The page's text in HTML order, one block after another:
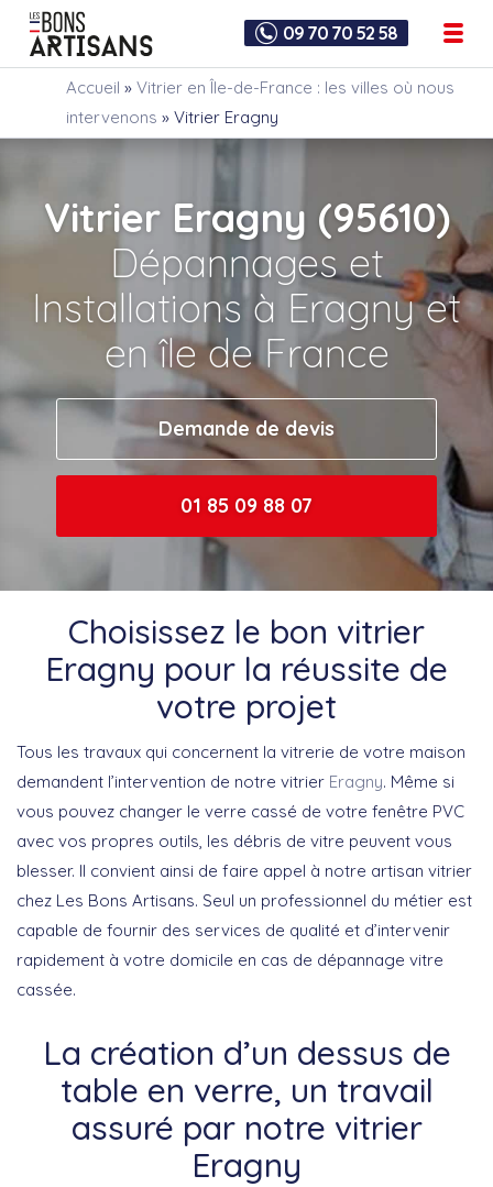
09 70 70 52 58
Accueil » Vitrier en Île-de-France : les villes où nous
intervenons » Vitrier Eragny
Vitrier Eragny (95610)
Dépannages et
Installations à Eragny et
en île de France
Demande de devis
01 85 09 88 07
Choisissez le bon vitrier
Eragny pour la réussite de
votre projet
Tous les travaux qui concernent la vitrerie de votre maison
demandent l’intervention de notre vitrier Eragny. Même si
vous pouvez changer le verre cassé de votre fenêtre PVC
avec vos propres outils, les débris de vitre peuvent vous
blesser. Il convient ainsi de faire appel à notre artisan vitrier
chez Les Bons Artisans. Seul un professionnel du métier est
capable de fournir des services de qualité et d’intervenir
rapidement à votre domicile en cas de dépannage vitre
cassée.
La création d’un dessus de
table en verre, un travail
assuré par notre vitrier
Eragny